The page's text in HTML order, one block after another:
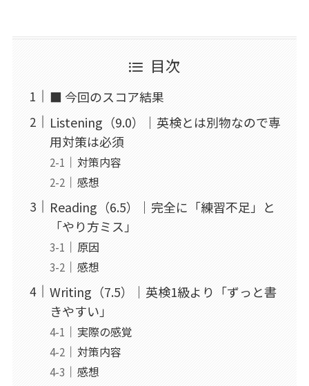
目次
■ 今回のスコア結果
Listening（9.0）｜英検とは別物なので専
用対策は必須
対策内容
感想
Reading（6.5）｜完全に「練習不足」と
「やり方ミス」
原因
感想
Writing（7.5）｜英検1級より「ずっと書
きやすい」
実際の感覚
対策内容
感想